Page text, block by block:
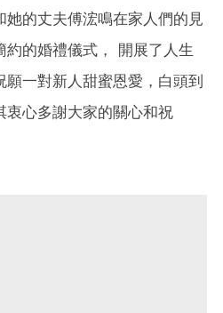
的丈夫傅浤鳴在家人們的見
的婚禮儀式， 開展了人生
願一對新人甜蜜恩愛，白頭到
衷心多謝大家的關心和祝